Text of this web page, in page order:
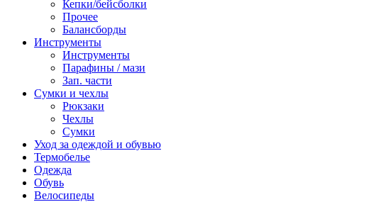
Кепки/бейсболки
Прочее
Балансборды
Инструменты
Инструменты
Парафины / мази
Зап. части
Сумки и чехлы
Рюкзаки
Чехлы
Сумки
Уход за одеждой и обувью
Термобелье
Одежда
Обувь
Велосипеды